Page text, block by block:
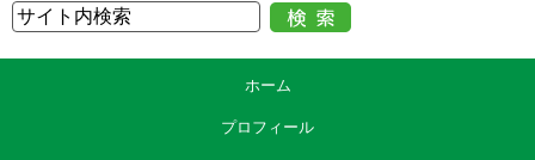
ホーム
プロフィール